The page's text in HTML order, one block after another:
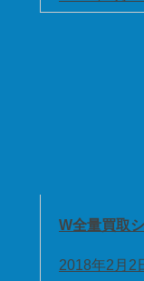
W全量買取
2018年2月2